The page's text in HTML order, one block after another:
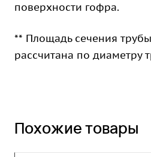
поверхности гофра.
** Площадь сечения
рассчитана по диаметру
Похожие товары